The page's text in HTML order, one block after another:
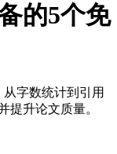
的5个免
字数统计到引用
提升论文质量。